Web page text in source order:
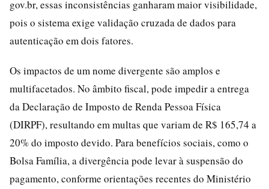
gov.br, essas inconsistências ganharam maior visibilidade,
pois o sistema exige validação cruzada de dados para
autenticação em dois fatores.
Os impactos de um nome divergente são amplos e
multifacetados. No âmbito fiscal, pode impedir a entrega
da Declaração de Imposto de Renda Pessoa Física
(DIRPF), resultando em multas que variam de R$ 165,74 a
20% do imposto devido. Para benefícios sociais, como o
Bolsa Família, a divergência pode levar à suspensão do
pagamento, conforme orientações recentes do Ministério